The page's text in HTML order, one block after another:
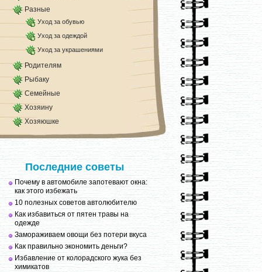
Разные
Уход за обувью
Уход за одеждой
Уход за украшениями
Родителям
Рыбаку
Семейные
Хозяину
Хозяюшке
Последние советы
Почему в автомобиле запотевают окна:
как этого избежать
10 полезных советов автолюбителю
Как избавиться от пятен травы на
одежде
Замораживаем овощи без потери вкуса
Как правильно экономить деньги?
Избавление от колорадского жука без
химикатов